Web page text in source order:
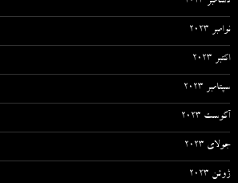
نوامبر 2023
اکتبر 2023
سپتامبر 2023
آگوست 2023
جولای 2023
ژوئن 2023